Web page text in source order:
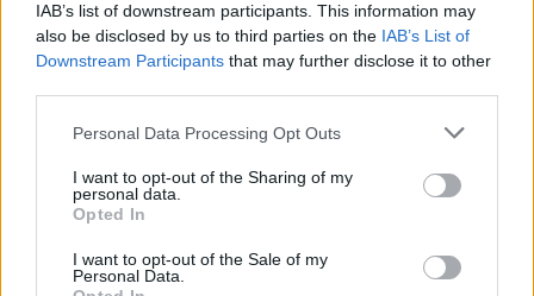
IAB’s list of downstream participants. This information may
also be disclosed by us to third parties on the IAB’s List of
Downstream Participants that may further disclose it to other
Personal Data Processing Opt Outs
I want to opt-out of the Sharing of my
personal data.
Opted In
I want to opt-out of the Sale of my
Personal Data.
Ajax groeit onder Míchel, maar transfermarkt
blijft cruciaal
geschiedenis
Shane Kluivert krijgt kans van Flick en begint in
de basis bij FC Barcelona
Servische media vergelijken Ajax-talent Abdellah